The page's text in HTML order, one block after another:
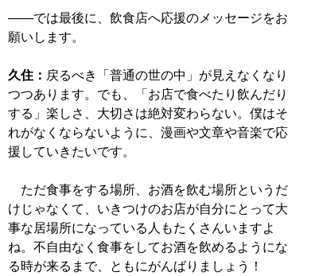
――では最後に、飲食店へ応援のメッセージをお
願いします。
久住： 戻るべき「普通の世の中」が見えなくなり
つつあります。でも、「お店で食べたり飲んだり
する」楽しさ、大切さは絶対変わらない。僕はそ
れがなくならないように、漫画や文章や音楽で応
援していきたいです。
ただ食事をする場所、お酒を飲む場所というだ
けじゃなくて、いきつけのお店が自分にとって大
事な居場所になっている人もたくさんいますよ
ね。不自由なく食事をしてお酒を飲めるようにな
る時が来るまで、ともにがんばりましょう！